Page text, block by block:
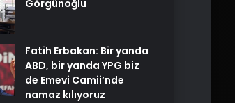
Görgünoğlu
Fatih Erbakan: Bir yanda
ABD, bir yanda YPG biz
de Emevi Camii’nde
namaz kılıyoruz